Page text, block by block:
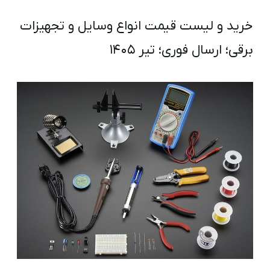
خرید و لیست قیمت انواع وسایل و تجهیزات
برقی؛ ارسال فوری؛ تیر ۱۴۰۵